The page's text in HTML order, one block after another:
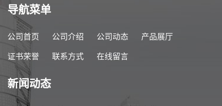
导航菜单
公司首页 公司介绍 公司动态 产品展厅
证书荣誉 联系方式 在线留言
新闻动态